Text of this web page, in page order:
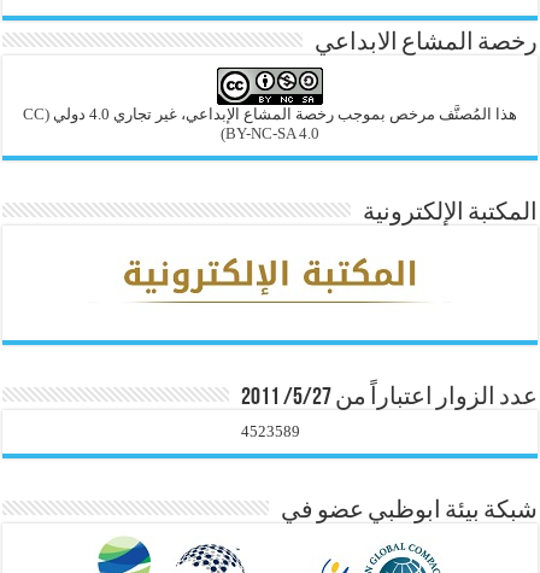
رخصة المشاع الابداعي
هذا المُصنَّف مرخص بموجب رخصة المشاع الإبداعي، غير تجاري 4.0 دولي
(CC
BY-NC-SA 4.0)
المكتبة الإلكترونية
عدد الزوار اعتباراً من 5/27/ 2011
4523589
شبكة بيئة ابوظبي عضو في